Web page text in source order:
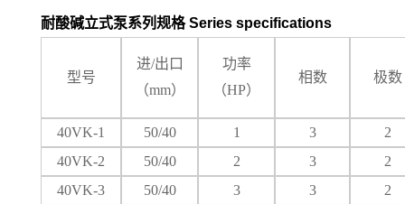
耐酸碱立式泵系列规格 Series specifications
型号
进/出口
（mm）
功率
（HP）
相数 极数
40VK-1 50/40 1 3
2
40VK-2
50/40 2 3
2
40VK-3
50/40 3 3
2